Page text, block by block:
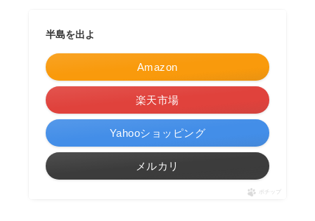
半島を出よ
Amazon
楽天市場
Yahooショッピング
メルカリ
ポチップ